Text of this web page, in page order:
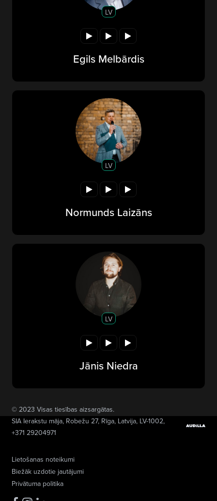
LV
Egils Melbārdis
LV
Normunds Laizāns
LV
Jānis Niedra
Lietošanas noteikumi
Biežāk uzdotie jautājumi
Privātuma politika
© 2023 Visas tiesības aizsargātas.
SIA Ierakstu māja, Robežu 27, Rīga, Latvija, LV-1002,
+371 29204971